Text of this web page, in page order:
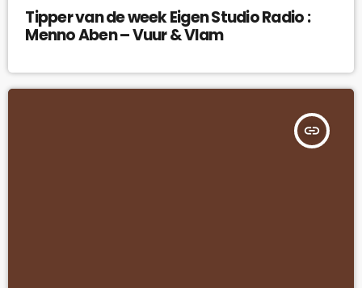
Tipper van de week Eigen Studio Radio :
Menno Aben – Vuur & Vlam
insert_link